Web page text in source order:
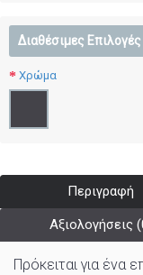
Διαθέσιμες Επιλογές
Χρώμα
Περιγραφή
Αξιολογήσεις
Πρόκειται για ένα